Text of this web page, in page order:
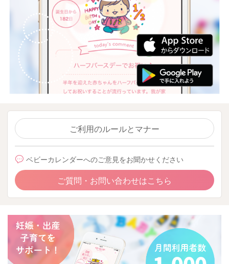
ご利用のルールとマナー
ベビーカレンダーへのご意見をお聞かせください
ご質問・お問い合わせはこちら